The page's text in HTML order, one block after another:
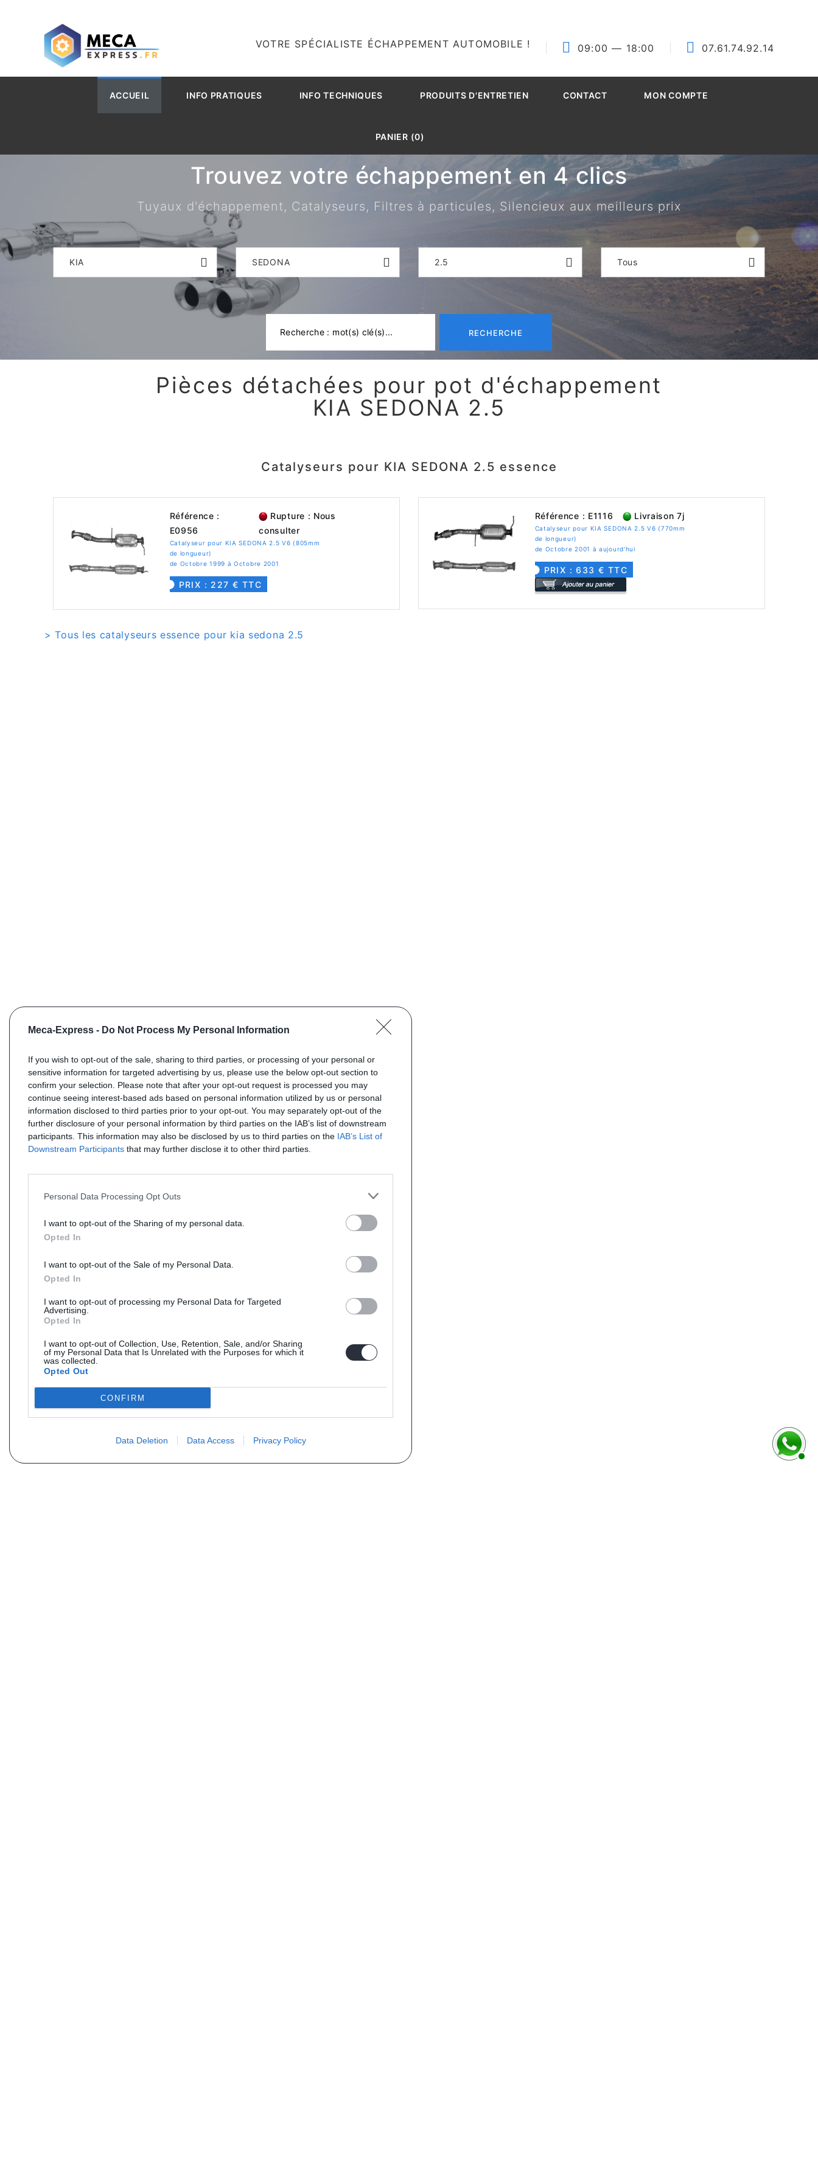
Meca-Express - Do Not Process My Personal Information
If you wish to opt-out of the sale, sharing to third parties, or processing of your personal or
sensitive information for targeted advertising by us, please use the below opt-out section to
confirm your selection. Please note that after your opt-out request is processed you may
continue seeing interest-based ads based on personal information utilized by us or personal
information disclosed to third parties prior to your opt-out. You may separately opt-out of the
further disclosure of your personal information by third parties on the IAB’s list of downstream
participants. This information may also be disclosed by us to third parties on the IAB’s List of
Downstream Participants that may further disclose it to other third parties.
Personal Data Processing Opt Outs
I want to opt-out of the Sharing of my personal data.
Opted In
I want to opt-out of the Sale of my Personal Data.
Opted In
I want to opt-out of processing my Personal Data for Targeted
Advertising.
Opted In
I want to opt-out of Collection, Use, Retention, Sale, and/or Sharing
of my Personal Data that Is Unrelated with the Purposes for which it
was collected.
Opted Out
CONFIRM
Data Deletion Data Access Privacy Policy
VOTRE SPÉCIALISTE ÉCHAPPEMENT AUTOMOBILE ! 09:00 — 18:00 07.61.74.92.14
ACCUEIL INFO PRATIQUES INFO TECHNIQUES PRODUITS D'ENTRETIEN CONTACT MON COMPTE
PANIER (0)
Trouvez votre échappement en 4 clics
Tuyaux d'échappement, Catalyseurs, Filtres à particules, Silencieux aux meilleurs prix
KIA SEDONA 2.5 Tous
RECHERCHE
Pièces détachées pour pot d'échappement
KIA SEDONA 2.5
Catalyseurs pour KIA SEDONA 2.5 essence
Référence :
E0956
Rupture : Nous
consulter
Catalyseur pour KIA SEDONA 2.5 V6 (805mm
de longueur)
de Octobre 1999 à Octobre 2001
PRIX : 227 € TTC
Référence : E1116 Livraison 7j
Catalyseur pour KIA SEDONA 2.5 V6 (770mm
de longueur)
de Octobre 2001 à aujourd'hui
PRIX : 633 € TTC
> Tous les catalyseurs essence pour kia sedona 2.5